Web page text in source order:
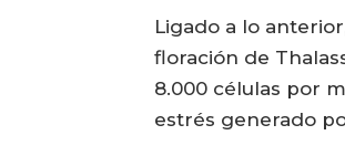
Ligado a lo
floración de
8.000 células por
estrés generado